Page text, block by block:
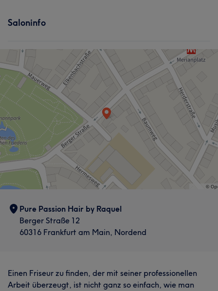
Saloninfo
Pure Passion Hair by Raquel
Berger Straße 12
60316 Frankfurt am Main, Nordend
Einen Friseur zu finden, der mit seiner professionellen
Arbeit überzeugt, ist nicht ganz so einfach, wie man